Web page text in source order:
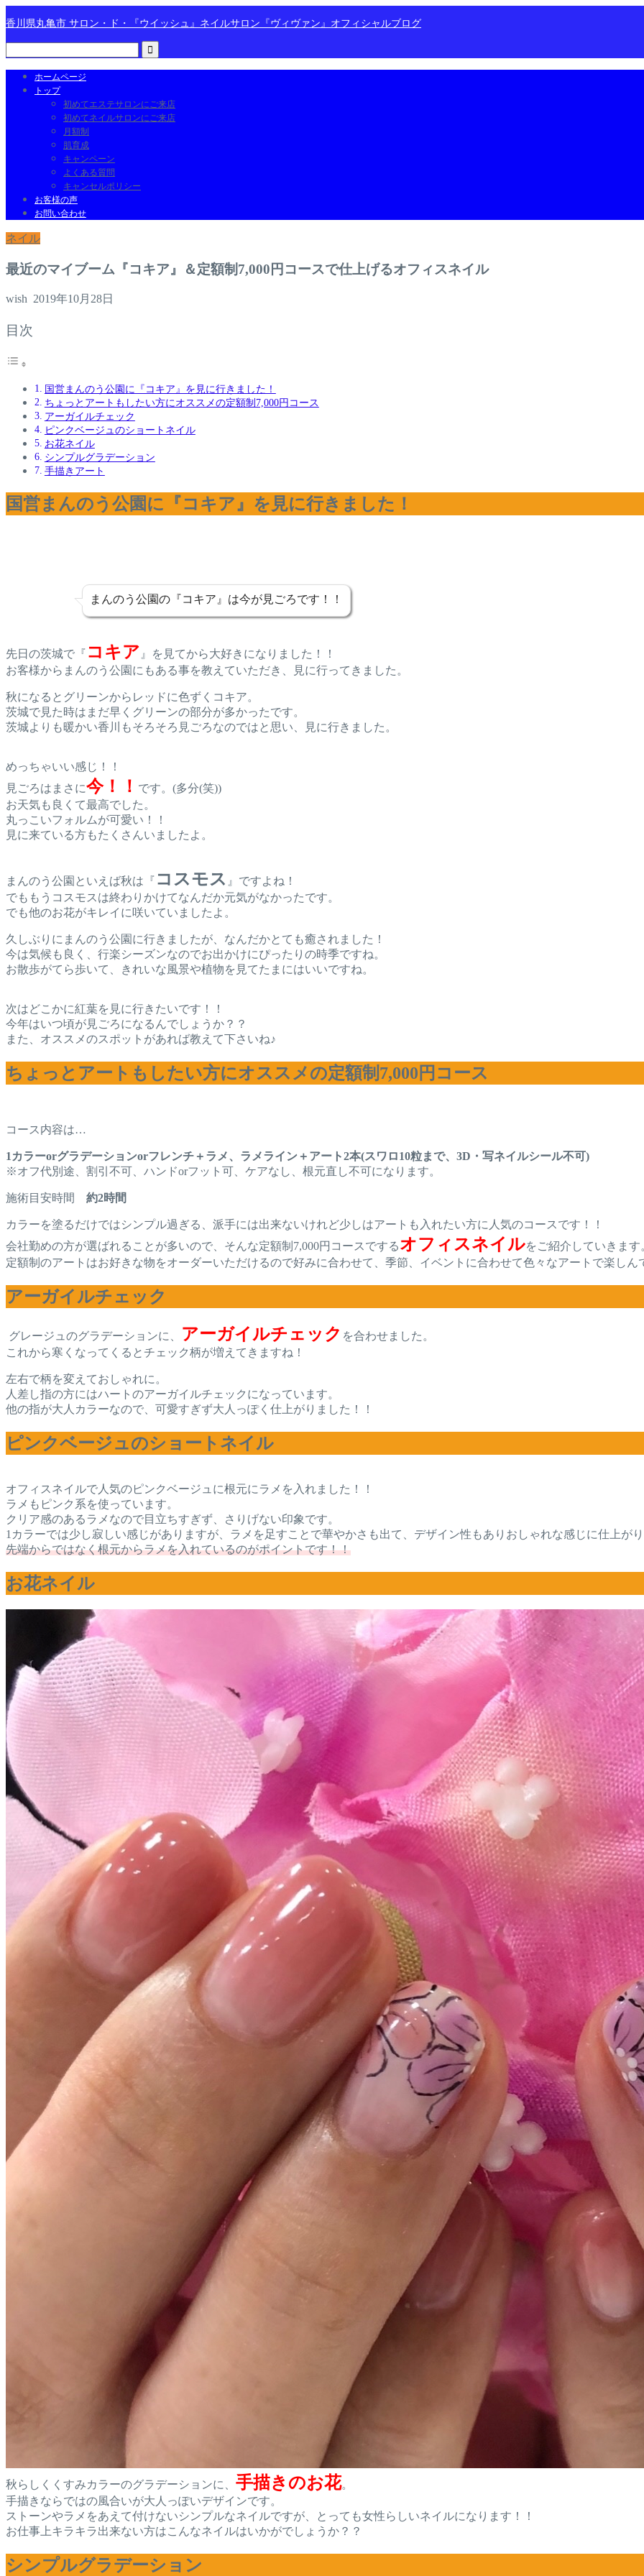
香川県丸亀市 サロン・ド・『ウイッシュ』ネイルサロン『ヴィヴァン』オフィシャルブログ
ホームページ
トップ
初めてエステサロンにご来店
初めてネイルサロンにご来店
月額制
肌育成
キャンペーン
よくある質問
キャンセルポリシー
お客様の声
お問い合わせ
ネイル
最近のマイブーム『コキア』＆定額制7,000円コースで仕上げるオフィスネイル
wish 2019年10月28日
目次
国営まんのう公園に『コキア』を見に行きました！
ちょっとアートもしたい方にオススメの定額制7,000円コース
アーガイルチェック
ピンクベージュのショートネイル
お花ネイル
シンプルグラデーション
手描きアート
国営まんのう公園に『コキア』を見に行きました！
まんのう公園の『コキア』は今が見ごろです！！
先日の茨城で『 コキア 』を見てから大好きになりました！！
お客様からまんのう公園にもある事を教えていただき、見に行ってきました。
秋になるとグリーンからレッドに色ずくコキア。
茨城で見た時はまだ早くグリーンの部分が多かったです。
茨城よりも暖かい香川もそろそろ見ごろなのではと思い、見に行きました。
めっちゃいい感じ！！
見ごろはまさに今！！ です。(多分(笑))
お天気も良くて最高でした。
丸っこいフォルムが可愛い！！
見に来ている方もたくさんいましたよ。
まんのう公園といえば秋は『 コスモス 』ですよね！
でももうコスモスは終わりかけてなんだか元気がなかったです。
でも他のお花がキレイに咲いていましたよ。
久しぶりにまんのう公園に行きましたが、なんだかとても癒されました！
今は気候も良く、行楽シーズンなのでお出かけにぴったりの時季ですね。
お散歩がてら歩いて、きれいな風景や植物を見てたまにはいいですね。
次はどこかに紅葉を見に行きたいです！！
今年はいつ頃が見ごろになるんでしょうか？？
また、オススメのスポットがあれば教えて下さいね♪
ちょっとアートもしたい方にオススメの定額制7,000円コース
コース内容は…
1カラーorグラデーションorフレンチ＋ラメ、ラメライン＋アート2本(スワロ10粒まで、3D・写ネイルシール不可)
※オフ代別途、割引不可、ハンドorフット可、ケアなし、根元直し不可になります。
施術目安時間 約2時間
カラーを塗るだけではシンプル過ぎる、派手には出来ないけれど少しはアートも入れたい方に人気のコースです！！
会社勤めの方が選ばれることが多いので、そんな定額制7,000円コースでするオフィスネイルをご紹介していきます
定額制のアートはお好きな物をオーダーいただけるので好みに合わせて、季節、イベントに合わせて色々なアートで楽しん
アーガイルチェック
グレージュのグラデーションに、 アーガイルチェック を合わせました。
これから寒くなってくるとチェック柄が増えてきますね！
左右で柄を変えておしゃれに。
人差し指の方にはハートのアーガイルチェックになっています。
他の指が大人カラーなので、可愛すぎず大人っぽく仕上がりました！！
ピンクベージュのショートネイル
オフィスネイルで人気のピンクベージュに根元にラメを入れました！！
ラメもピンク系を使っています。
クリア感のあるラメなので目立ちすぎず、さりげない印象です。
1カラーでは少し寂しい感じがありますが、ラメを足すことで華やかさも出て、デザイン性もありおしゃれな感じに仕上が
先端からではなく根元からラメを入れているのがポイントです！！
お花ネイル
秋らしくくすみカラーのグラデーションに、 手描きのお花。
手描きならではの風合いが大人っぽいデザインです。
ストーンやラメをあえて付けないシンプルなネイルですが、とっても女性らしいネイルになります！！
お仕事上キラキラ出来ない方はこんなネイルはいかがでしょうか？？
シンプルグラデーション